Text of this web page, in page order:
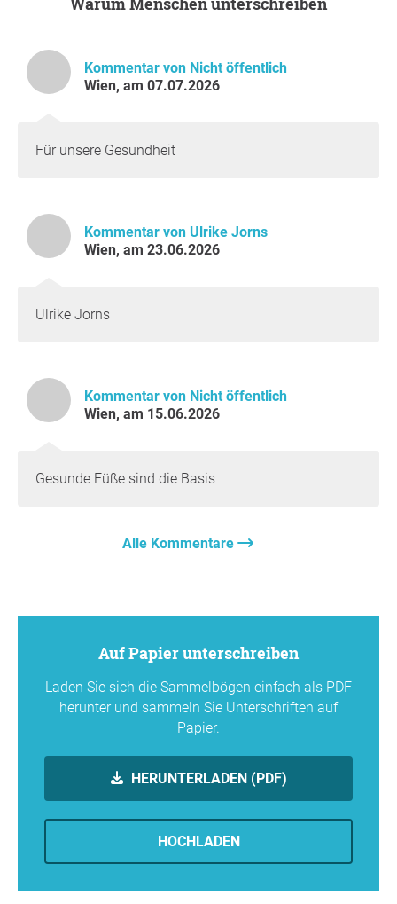
Kommentar von Nicht öffentlich
Wien, am 07.07.2026
Für unsere Gesundheit
Kommentar von Ulrike Jorns
Wien, am 23.06.2026
Ulrike Jorns
Kommentar von Nicht öffentlich
Wien, am 15.06.2026
Gesunde Füße sind die Basis
Alle Kommentare
Auf Papier unterschreiben
Laden Sie sich die Sammelbögen einfach als PDF
herunter und sammeln Sie Unterschriften auf
Papier.
HERUNTERLADEN (PDF)
HOCHLADEN